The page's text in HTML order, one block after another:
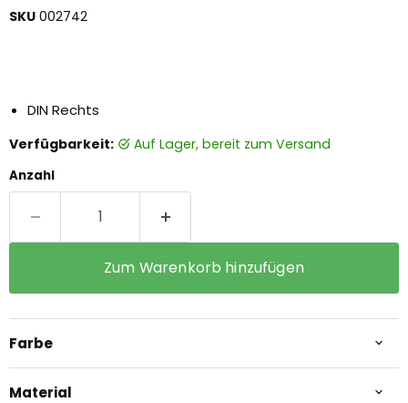
SKU 002742
DIN Rechts
Verfügbarkeit: auf Lager, bereit zum Versand
Anzahl
Zum Warenkorb hinzufügen
Farbe
Material